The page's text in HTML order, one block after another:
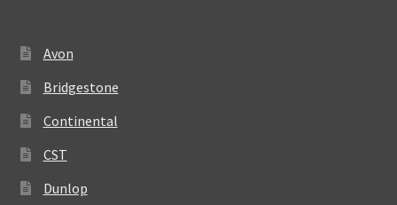
Avon
Bridgestone
Continental
CST
Dunlop